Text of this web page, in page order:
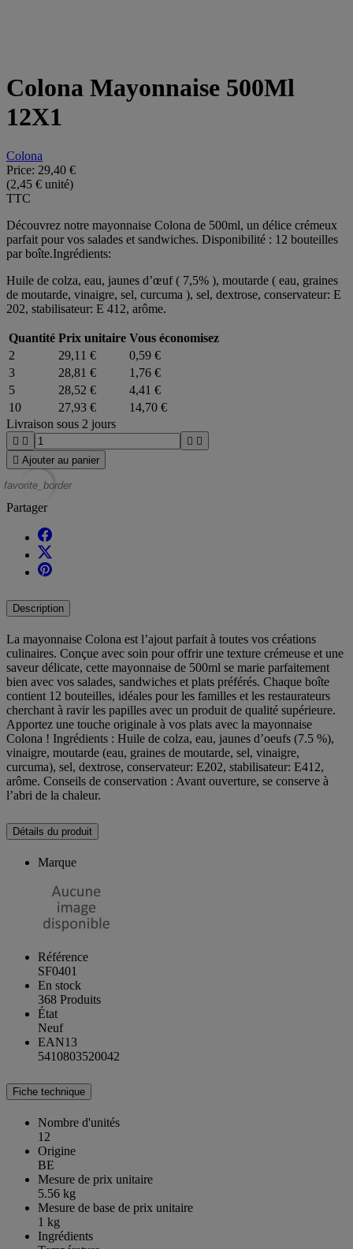
Colona Mayonnaise 500Ml
12X1
Colona
Price: 29,40 €
(2,45 € unité)
TTC
Découvrez notre mayonnaise Colona de 500ml, un délice crémeux
parfait pour vos salades et sandwiches. Disponibilité : 12 bouteilles
par boîte.Ingrédients:
Huile de colza, eau, jaunes d’œuf ( 7,5% ), moutarde ( eau, graines
de moutarde, vinaigre, sel, curcuma ), sel, dextrose, conservateur: E
202, stabilisateur: E 412, arôme.
Quantité Prix unitaire Vous économisez
2
29,11 €
0,59 €
3
28,81 €
1,76 €
5
28,52 €
4,41 €
10
27,93 €
14,70 €
Livraison sous 2 jours
   
 Ajouter au panier
favorite_border
Partager
Description
La mayonnaise Colona est l’ajout parfait à toutes vos créations
culinaires. Conçue avec soin pour offrir une texture crémeuse et une
saveur délicate, cette mayonnaise de 500ml se marie parfaitement
bien avec vos salades, sandwiches et plats préférés. Chaque boîte
contient 12 bouteilles, idéales pour les familles et les restaurateurs
cherchant à ravir les papilles avec un produit de qualité supérieure.
Apportez une touche originale à vos plats avec la mayonnaise
Colona ! Ingrédients : Huile de colza, eau, jaunes d’oeufs (7.5 %),
vinaigre, moutarde (eau, graines de moutarde, sel, vinaigre,
curcuma), sel, dextrose, conservateur: E202, stabilisateur: E412,
arôme. Conseils de conservation : Avant ouverture, se conserve à
l’abri de la chaleur.
Détails du produit
Marque
Référence
SF0401
En stock
368 Produits
État
Neuf
EAN13
5410803520042
Fiche technique
Nombre d'unités
12
Origine
BE
Mesure de prix unitaire
5.56 kg
Mesure de base de prix unitaire
1 kg
Ingrédients